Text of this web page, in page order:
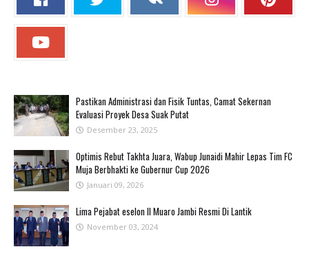
Pastikan Administrasi dan Fisik Tuntas, Camat Sekernan
Evaluasi Proyek Desa Suak Putat
Desember 23, 2025
Optimis Rebut Takhta Juara, Wabup Junaidi Mahir Lepas Tim FC
Muja Berbhakti ke Gubernur Cup 2026
Januari 09, 2026
Lima Pejabat eselon II Muaro Jambi Resmi Di Lantik
November 03, 2024